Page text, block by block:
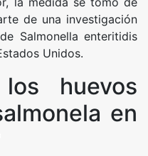
de una investigación
Salmonella enteritidis
Unidos.
huevos
en